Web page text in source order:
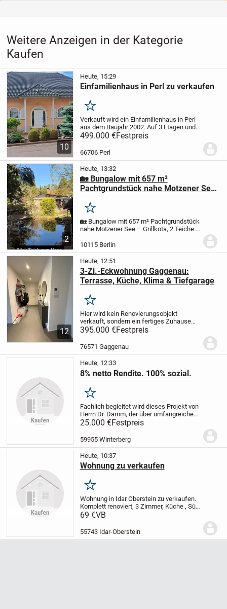
Weitere Anzeigen in der Kategorie
Kaufen
10
Heute, 15:29
Einfamilienhaus in Perl zu verkaufen
Merken
Verkauft wird ein Einfamilienhaus in Perl
aus dem Baujahr 2002. Auf 3 Etagen und
178m2 sind 2 Bäder und ein GästeWC,
Küche und 7 Zimmer . Zusätzlich noch 1
begehbarer Kleiderschrank, 2
499.000 €Festpreis
66706 Perl
2
Heute, 13:32
🏡 Bungalow mit 657 m²
Pachtgrundstück nahe Motzener See
Ausstattung
Merken
🏡 Bungalow mit 657 m² Pachtgrundstück
nahe Motzener See – Grillkota, 2 Teiche &
SOFORT VERFÜGBAR
Rückzugsort im Grünen – ankommen,
abschalten und...
10115 Berlin
12
Heute, 12:51
3-Zi.-Eckwohnung Gaggenau:
Terrasse, Küche, Klima & Tiefgarage
Merken
Hier wird kein Renovierungsobjekt
verkauft, sondern ein fertiges Zuhause
zum Einziehen.Die moderne 3-Zimmer-
Eckwohnung mit 89 m² Wohnfläche liegt
im Erdgeschoss eines gepflegten
Mehrfamilienhauses....
395.000 €Festpreis
76571 Gaggenau
Heute, 12:33
8% netto Rendite. 100% sozial.
Merken
Fachlich begleitet wird dieses Projekt von
Herrn Dr. Damm, der über umfangreiche
internationale Erfahrung als
Projektmanager in der
Gesundheitsbranche sowie in der
Vermittlung von Fachkräften...
25.000 €Festpreis
59955 Winterberg
Heute, 10:37
Wohnung zu verkaufen
Merken
Wohnung in Idar Oberstein zu verkaufen.
Komplett renoviert, 3 Zimmer, Küche , Süd
Balkon, Bad, sehr gute Bus Verbindung,
Eigentümer zu verkaufen.
69 €VB
55743 Idar-Oberstein